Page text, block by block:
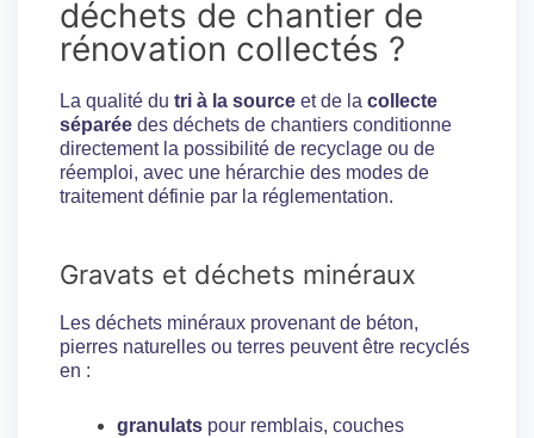
déchets de chantier de
rénovation collectés ?
La qualité du tri à la source et de la collecte
séparée des déchets de chantiers conditionne
directement la possibilité de recyclage ou de
réemploi, avec une hérarchie des modes de
traitement définie par la réglementation.
Gravats et déchets minéraux
Les déchets minéraux provenant de béton,
pierres naturelles ou terres peuvent être recyclés
en :
granulats pour remblais, couches